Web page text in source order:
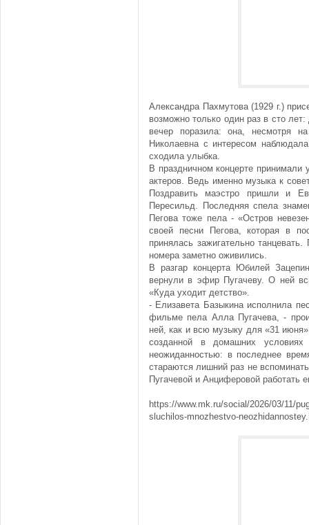
Александра Пахмутова (1929 г.)
возможно только один раз в сто
вечер поразила: она, несмотря
Николаевна с интересом
сходила улыбка.
В праздничном концерте
актеров. Ведь именно музыка к
Поздравить маэстро пришли и
Пересильд. Последняя спела
Пегова тоже пела - «Остров
своей песни Пегова, которая в
принялась зажигательно
номера заметно оживились.
В разгар концерта Юбилей
вернули в эфир Пугачеву. О ней
«Куда уходит детство».
- Елизавета Базыкина исполнила
фильме пела Алла Пугачева, -
ней, как и всю музыку для «31
созданной в домашних условиях
неожиданностью: в последнее
стараются лишний раз не
Пугачевой и Анциферовой
https://www.mk.ru/social/2026/03/11/
sluchilos-mnozhestvo-